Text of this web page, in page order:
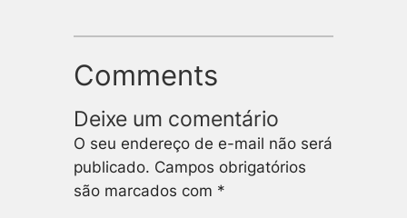
Comments
Deixe um comentário
O seu endereço de e-mail não será
publicado. Campos obrigatórios
são marcados com *